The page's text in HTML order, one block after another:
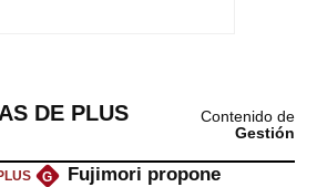
DE PLUS
Contenido de
Gestión
G
Fujimori propone